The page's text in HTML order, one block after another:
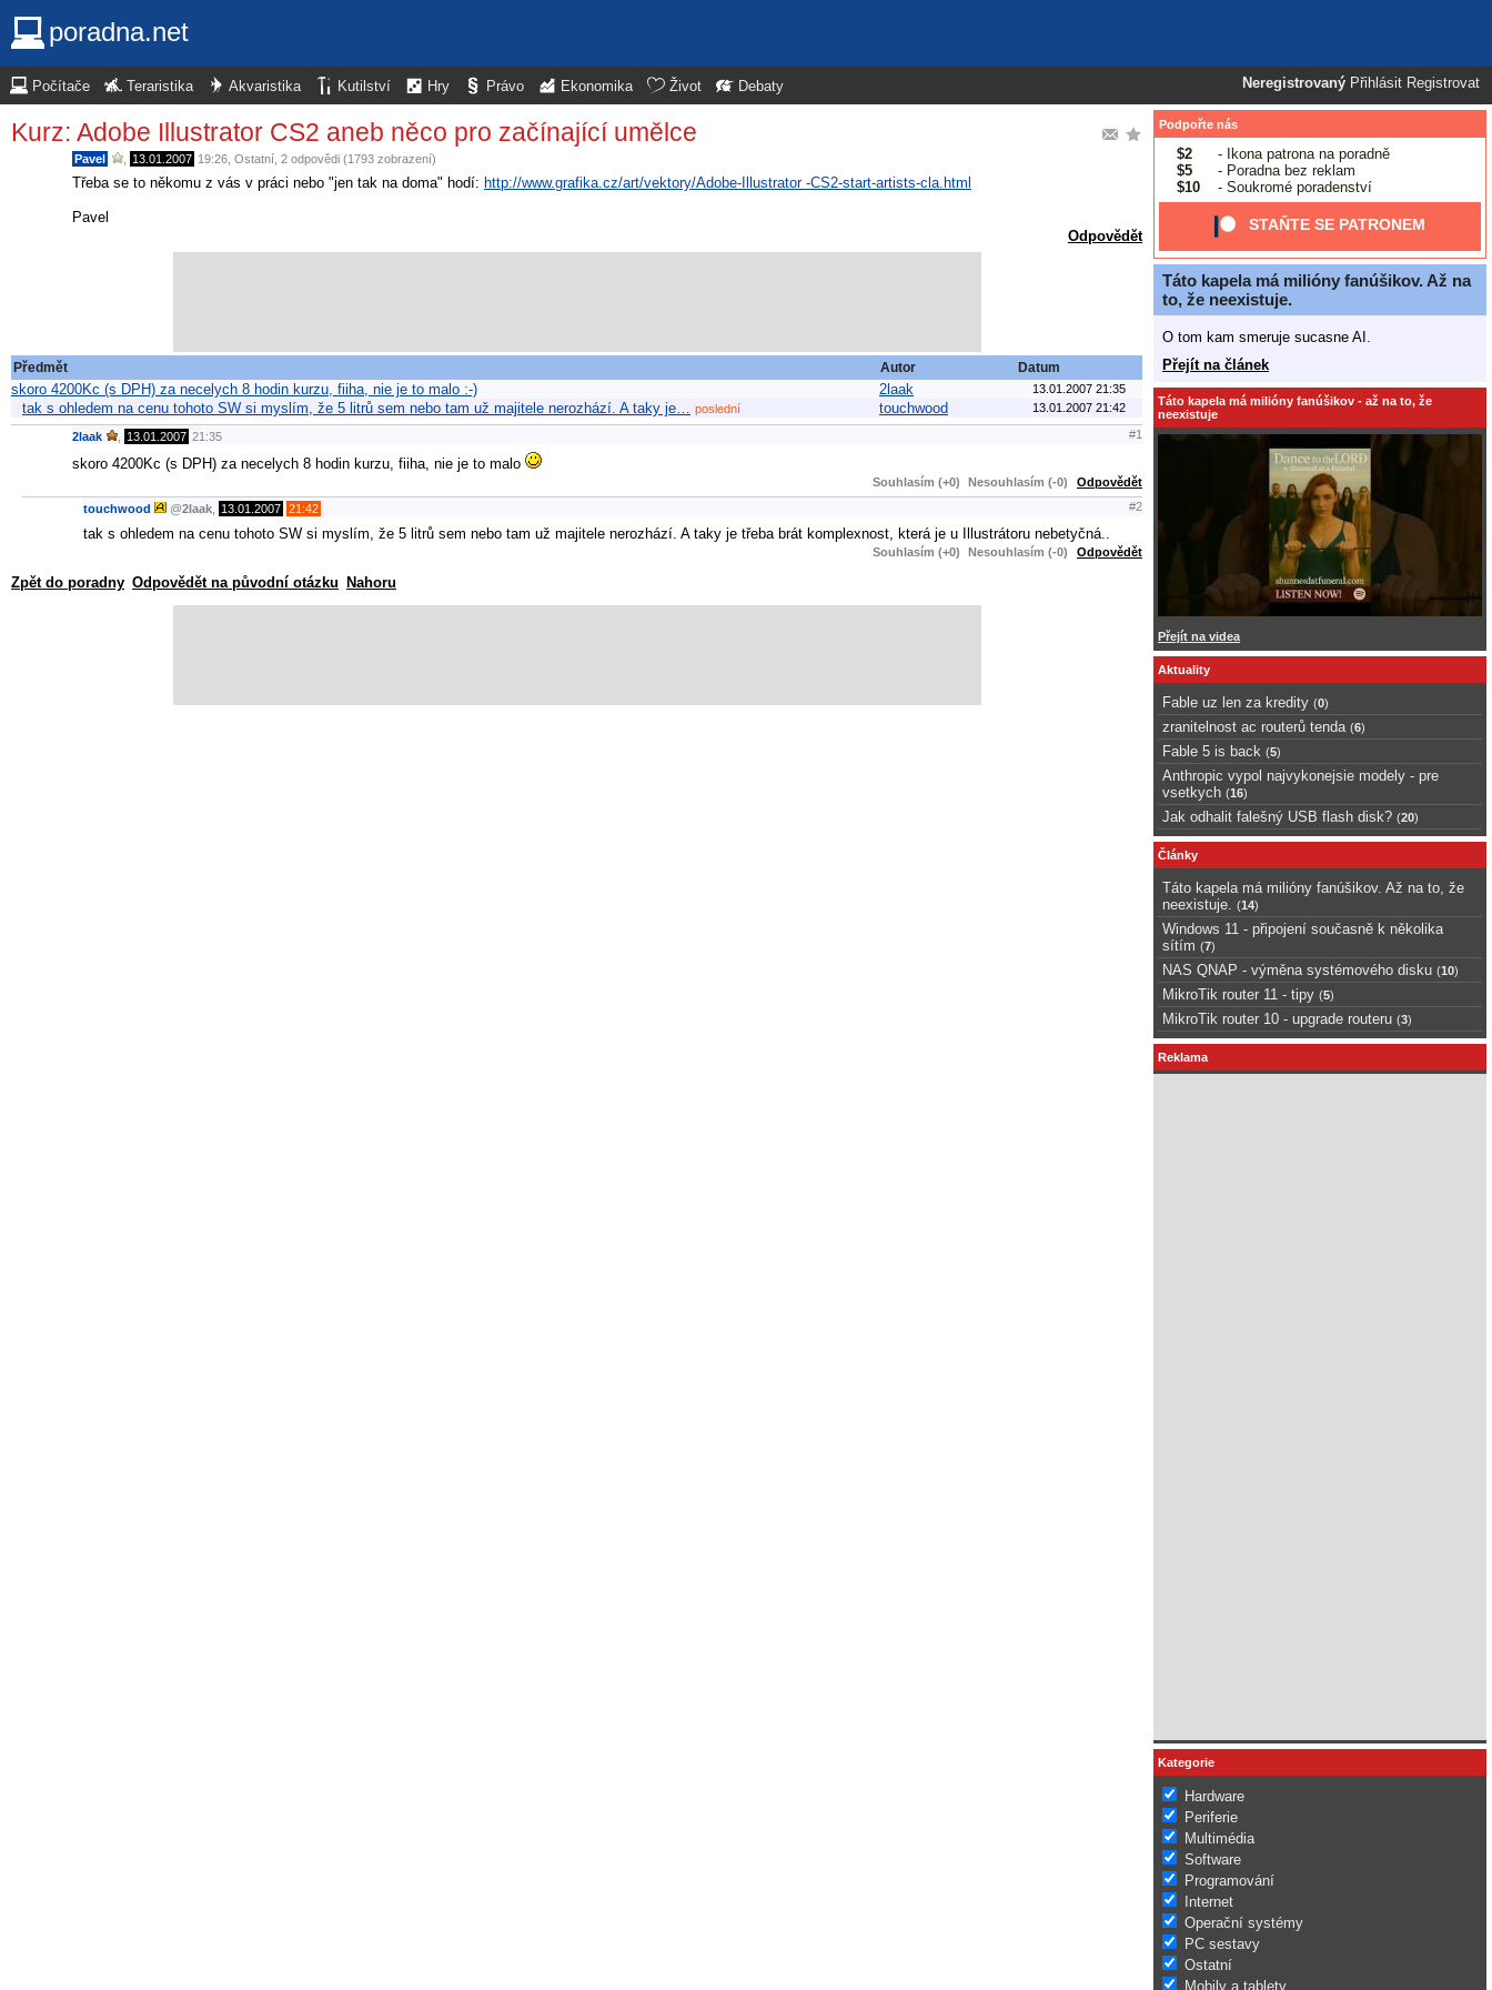
poradna.net
Neregistrovaný Přihlásit Registrovat
Počítače Teraristika Akvaristika Kutilství Hry Právo Ekonomika Život Debaty
Kurz: Adobe Illustrator CS2 aneb něco pro začínající umělce
Pavel 13.01.2007 19:26 Ostatní , 2 odpovědi (1793 zobrazení)
Třeba se to někomu z vás v práci nebo "jen tak na doma" hodí: http://www.grafika.cz/art/vektory/Adobe-Illustrator -CS2-start-artists-cla.html
Pavel
Odpovědět
Předmět Autor Datum
skoro 4200Kc (s DPH) za necelych 8 hodin kurzu, fiiha, nie je to malo :-) 2laak 13.01.2007 21:35
tak s ohledem na cenu tohoto SW si myslím, že 5 litrů sem nebo tam už majitele nerozhází. A taky je… poslední touchwood 13.01.2007 21:42
2laak 13.01.2007 21:35 #1
skoro 4200Kc (s DPH) za necelych 8 hodin kurzu, fiiha, nie je to malo
Souhlasím (+0) Nesouhlasím (-0) Odpovědět
touchwood @2laak 13.01.2007 21:42 #2
tak s ohledem na cenu tohoto SW si myslím, že 5 litrů sem nebo tam už majitele nerozhází. A taky je třeba brát komplexnost, která je u Illustrátoru nebetyčná..
Souhlasím (+0) Nesouhlasím (-0) Odpovědět
Zpět do poradny Odpovědět na původní otázku Nahoru
Podpořte nás
$2
- Ikona patrona na poradně
$5
- Poradna bez reklam
$10
- Soukromé poradenství
STAŇTE SE PATRONEM
Táto kapela má milióny fanúšikov. Až na
to, že neexistuje.
O tom kam smeruje sucasne AI.
Přejít na článek
Táto kapela má milióny fanúšikov - až na to, že
neexistuje
Přejít na videa
Aktuality
Fable uz len za kredity (0)
zranitelnost ac routerů tenda (6)
Fable 5 is back (5)
Anthropic vypol najvykonejsie modely - pre
vsetkych (16)
Jak odhalit falešný USB flash disk? (20)
Články
Táto kapela má milióny fanúšikov. Až na to, že
neexistuje.
(14)
Windows 11 - připojení současně k několika
sítím (7)
NAS QNAP - výměna systémového disku (10)
MikroTik router 11 - tipy (5)
MikroTik router 10 - upgrade routeru (3)
Reklama
Kategorie
Hardware
Periferie
Multimédia
Software
Programování
Internet
Operační systémy
PC sestavy
Ostatní
Mobily a tablety